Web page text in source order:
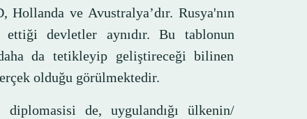
ve Avustralya’dır. Rusya'nın
ettiği devletler aynıdır. Bu tablonun
da tetikleyip geliştireceği bilinen
olduğu görülmektedir.
diplomasisi de, uygulandığı ülkenin/